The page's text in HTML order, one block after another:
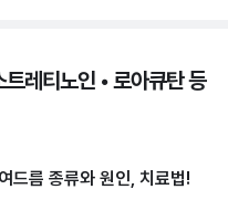
레티노인 • 로아큐탄 등
드름 종류와 원인, 치료법!